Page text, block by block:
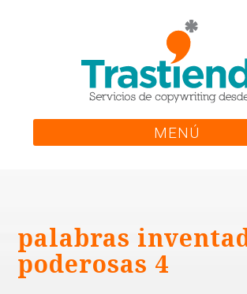
MENÚ
palabras
poderosas 4